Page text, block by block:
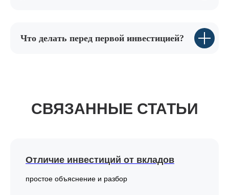
Что делать перед первой инвестицией?
СВЯЗАННЫЕ СТАТЬИ
Отличие инвестиций от вкладов
простое объяснение и разбор